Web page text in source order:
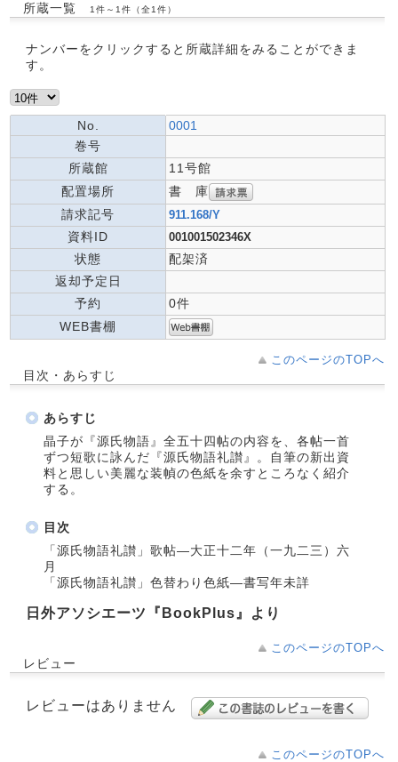
所蔵一覧 1件～1件（全1件）
ナンバーをクリックすると所蔵詳細をみることができま
す。
No.
0001
巻号
所蔵館
11号館
配置場所
書 庫
請求記号
911.168/Y
資料ID 001001502346X
状態
配架済
返却予定日
予約
0件
WEB書棚
このページのTOPへ
目次・あらすじ
あらすじ
晶子が『源氏物語』全五十四帖の内容を、各帖一首
ずつ短歌に詠んだ『源氏物語礼讃』。自筆の新出資
料と思しい美麗な装幀の色紙を余すところなく紹介
する。
目次
「源氏物語礼讃」歌帖―大正十二年（一九二三）六
月
「源氏物語礼讃」色替わり色紙―書写年未詳
日外アソシエーツ『BookPlus』より
このページのTOPへ
レビュー
レビューはありません
このページのTOPへ